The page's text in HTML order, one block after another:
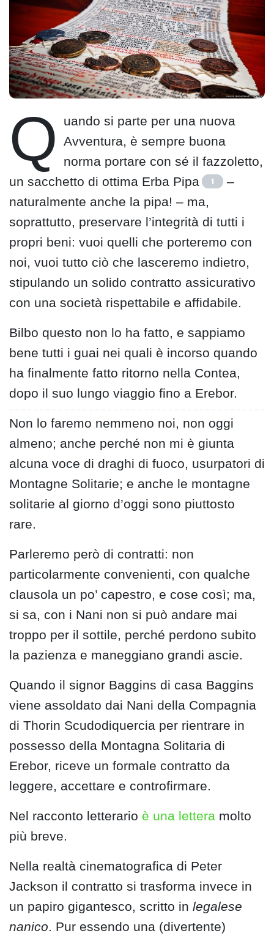
Q
uando si parte per una nuova
Avventura, è sempre buona
norma portare con sé il fazzoletto,
un sacchetto di ottima Erba Pipa
1
–
naturalmente anche la pipa! – ma,
soprattutto, preservare l’integrità di tutti i
propri beni: vuoi quelli che porteremo con
noi, vuoi tutto ciò che lasceremo indietro,
stipulando un solido contratto assicurativo
con una società rispettabile e affidabile.
Bilbo questo non lo ha fatto, e sappiamo
bene tutti i guai nei quali è incorso quando
ha finalmente fatto ritorno nella Contea,
dopo il suo lungo viaggio fino a Erebor.
Non lo faremo nemmeno noi, non oggi
almeno; anche perché non mi è giunta
alcuna voce di draghi di fuoco, usurpatori di
Montagne Solitarie; e anche le montagne
solitarie al giorno d’oggi sono piuttosto
rare.
Parleremo però di contratti: non
particolarmente convenienti, con qualche
clausola un po’ capestro, e cose così; ma,
si sa, con i Nani non si può andare mai
troppo per il sottile, perché perdono subito
la pazienza e maneggiano grandi ascie.
Quando il signor Baggins di casa Baggins
viene assoldato dai Nani della Compagnia
di Thorin Scudodiquercia per rientrare in
possesso della Montagna Solitaria di
Erebor, riceve un formale contratto da
leggere, accettare e controfirmare.
Nel racconto letterario è una lettera molto
più breve.
Nella realtà cinematografica di Peter
Jackson il contratto si trasforma invece in
un papiro gigantesco, scritto in legalese
nanico. Pur essendo una (divertente)